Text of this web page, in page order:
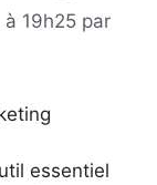
19h25 par
essentiel